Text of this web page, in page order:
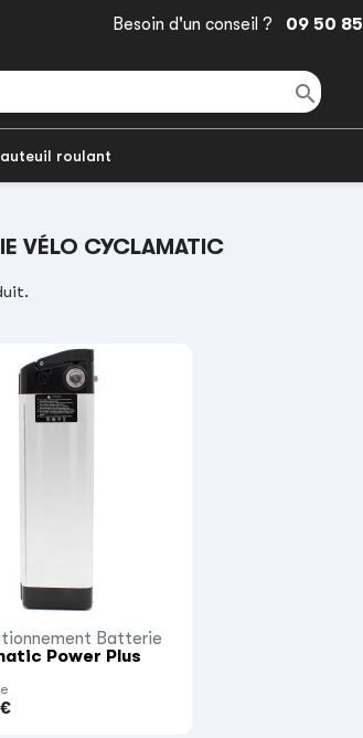
Besoin d'un conseil ? 09 50

roulant
VÉLO CYCLAMATIC
Batterie
Power Plus